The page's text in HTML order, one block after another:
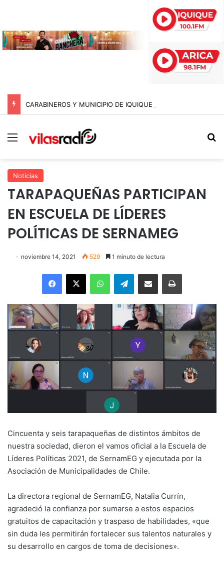
Menú
Noticias
TARAPAQUEÑAS PARTICIPAN
EN ESCUELA DE LÍDERES
POLÍTICAS DE SERNAMEG
noviembre 14, 2021 529 1 minuto de lectura
Facebook
X WhatsAppTelegramEnviar vía email Imprimir
Cincuenta y seis tarapaqueñas de distintos ámbitos de
nuestra sociedad, dieron el vamos oficial a la Escuela de
Líderes Políticas 2021, de SernamEG y ejecutada por la
Asociación de Municipalidades de Chile.
La directora regional de SernamEG, Natalia Currín,
agradeció la confianza por sumarse a estos espacios
gratuitos de capacitación y traspaso de habilidades, «que
sin duda les permitirán fortalecer sus talentos naturales y
su desarrollo en cargos de toma de decisiones».